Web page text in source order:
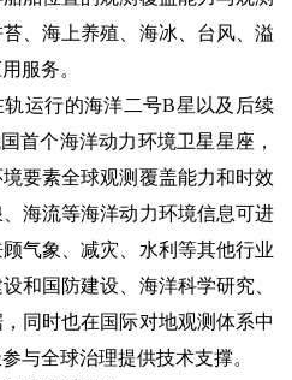
、海上养殖、海冰、台风、溢
服务。
轨运行的海洋二号B星以及后续
首个海洋动力环境卫星星座，
要素全球观测覆盖能力和时效
海流等海洋动力环境信息可进
气象、减灾、水利等其他行业
和国防建设、海洋科学研究、
同时也在国际对地观测体系中
与全球治理提供技术支撑。